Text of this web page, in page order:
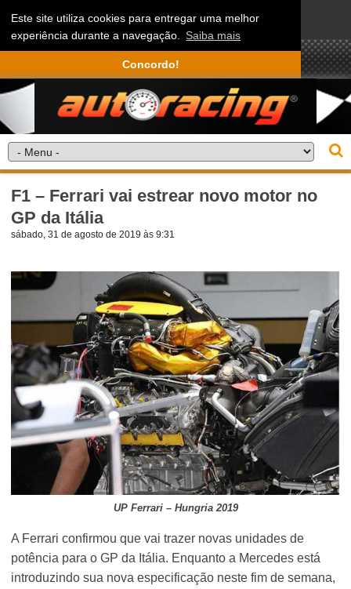
Este site utiliza cookies para entregar uma melhor
experiência durante a navegação. Saiba mais
Concordo!
F1 – Ferrari vai estrear novo motor no
GP da Itália
sábado, 31 de agosto de 2019 às 9:31
UP Ferrari – Hungria 2019
A Ferrari confirmou que vai trazer novas unidades de
potência para o GP da Itália. Enquanto a Mercedes está
introduzindo sua nova especificação neste fim de semana,